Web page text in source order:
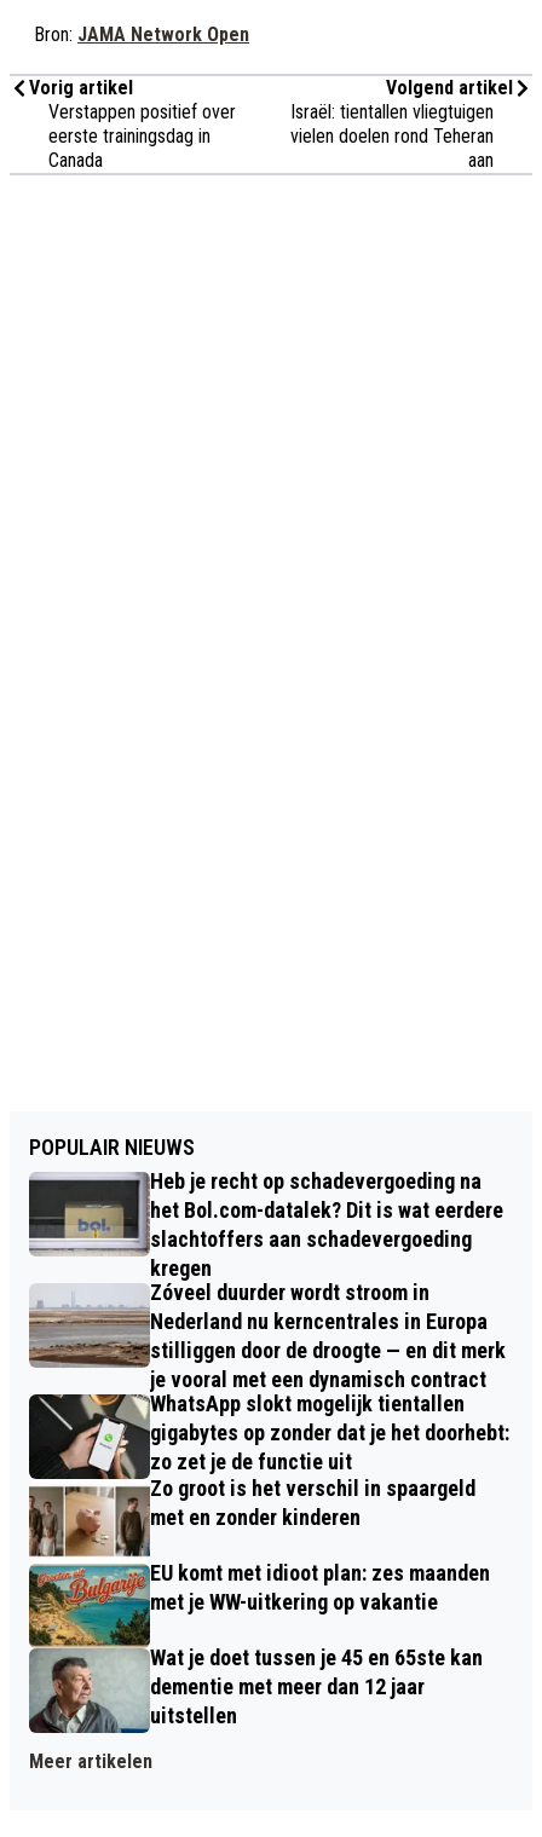
Bron: JAMA Network Open
Vorig artikel
Verstappen positief over
eerste trainingsdag in
Canada
Volgend artikel
Israël: tientallen vliegtuigen
vielen doelen rond Teheran
aan
POPULAIR NIEUWS
Heb je recht op schadevergoeding na
het Bol.com-datalek? Dit is wat eerdere
slachtoffers aan schadevergoeding
kregen
Zóveel duurder wordt stroom in
Nederland nu kerncentrales in Europa
stilliggen door de droogte — en dit merk
je vooral met een dynamisch contract
WhatsApp slokt mogelijk tientallen
gigabytes op zonder dat je het doorhebt:
zo zet je de functie uit
Zo groot is het verschil in spaargeld
met en zonder kinderen
EU komt met idioot plan: zes maanden
met je WW-uitkering op vakantie
Wat je doet tussen je 45 en 65ste kan
dementie met meer dan 12 jaar
uitstellen
Meer artikelen